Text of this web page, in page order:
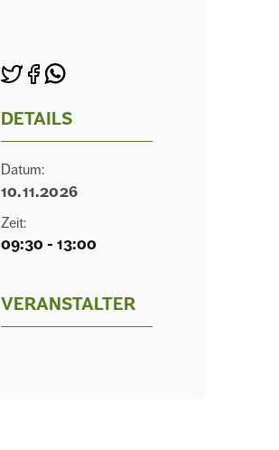
DETAILS
Datum:
10.11.2026
Zeit:
09:30 - 13:00
VERANSTALTER